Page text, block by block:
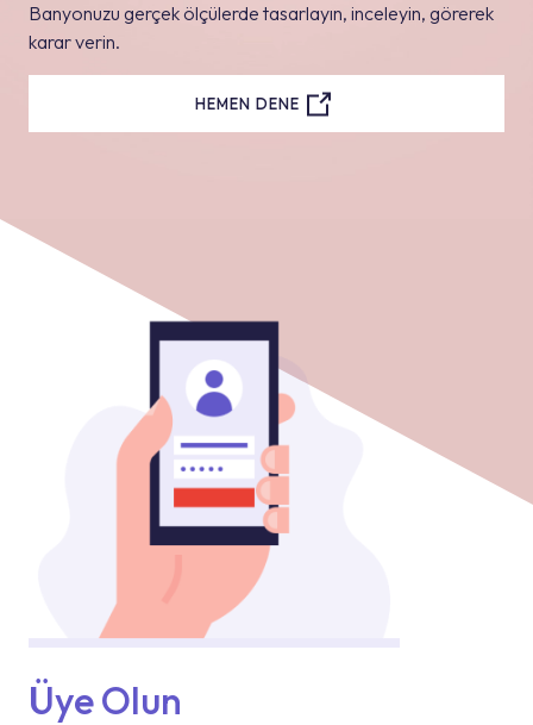
Banyonuzu gerçek ölçülerde tasarlayın, inceleyin, görerek
karar verin.
HEMEN DENE
Üye Olun